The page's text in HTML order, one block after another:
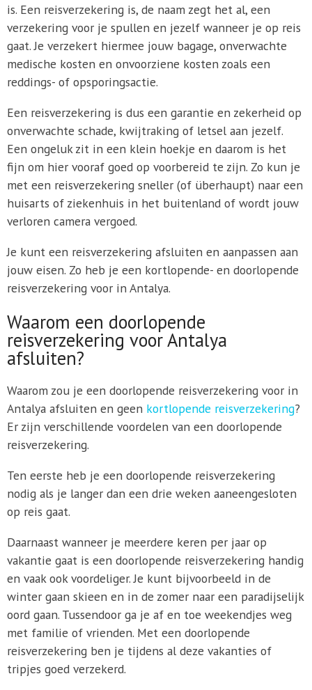
is. Een reisverzekering is, de naam zegt het al, een
verzekering voor je spullen en jezelf wanneer je op reis
gaat. Je verzekert hiermee jouw bagage, onverwachte
medische kosten en onvoorziene kosten zoals een
reddings- of opsporingsactie.
Een reisverzekering is dus een garantie en zekerheid op
onverwachte schade, kwijtraking of letsel aan jezelf.
Een ongeluk zit in een klein hoekje en daarom is het
fijn om hier vooraf goed op voorbereid te zijn. Zo kun je
met een reisverzekering sneller (of überhaupt) naar een
huisarts of ziekenhuis in het buitenland of wordt jouw
verloren camera vergoed.
Je kunt een reisverzekering afsluiten en aanpassen aan
jouw eisen. Zo heb je een kortlopende- en doorlopende
reisverzekering voor in Antalya.
Waarom een doorlopende
reisverzekering voor Antalya
afsluiten?
Waarom zou je een doorlopende reisverzekering voor in
Antalya afsluiten en geen kortlopende reisverzekering?
Er zijn verschillende voordelen van een doorlopende
reisverzekering.
Ten eerste heb je een doorlopende reisverzekering
nodig als je langer dan een drie weken aaneengesloten
op reis gaat.
Daarnaast wanneer je meerdere keren per jaar op
vakantie gaat is een doorlopende reisverzekering handig
en vaak ook voordeliger. Je kunt bijvoorbeeld in de
winter gaan skieen en in de zomer naar een paradijselijk
oord gaan. Tussendoor ga je af en toe weekendjes weg
met familie of vrienden. Met een doorlopende
reisverzekering ben je tijdens al deze vakanties of
tripjes goed verzekerd.